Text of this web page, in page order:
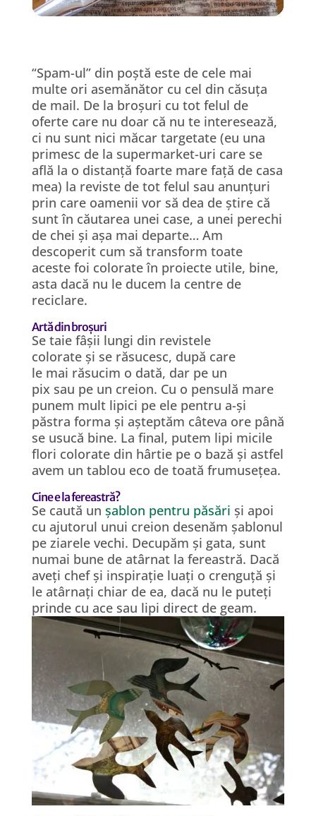
“Spam-ul” din poștă este de cele mai
multe ori asemănător cu cel din căsuța
de mail. De la broșuri cu tot felul de
oferte care nu doar că nu te interesează,
ci nu sunt nici măcar targetate (eu una
primesc de la supermarket-uri care se
află la o distanță foarte mare față de casa
mea) la reviste de tot felul sau anunțuri
prin care oamenii vor să dea de știre că
sunt în căutarea unei case, a unei perechi
de chei și așa mai departe… Am
descoperit cum să transform toate
aceste foi colorate în proiecte utile, bine,
asta dacă nu le ducem la centre de
reciclare.
Artă din broșuri
Se taie fâșii lungi din revistele
colorate și se răsucesc, după care
le mai răsucim o dată, dar pe un
pix sau pe un creion. Cu o pensulă mare
punem mult lipici pe ele pentru a-și
păstra forma și așteptăm câteva ore până
se usucă bine. La final, putem lipi micile
flori colorate din hârtie pe o bază și astfel
avem un tablou eco de toată frumusețea.
Cine e la fereastră?
Se caută un șablon pentru păsări și apoi
cu ajutorul unui creion desenăm șablonul
pe ziarele vechi. Decupăm și gata, sunt
numai bune de atârnat la fereastră. Dacă
aveți chef și inspirație luați o crenguță și
le atârnați chiar de ea, dacă nu le puteți
prinde cu ace sau lipi direct de geam.